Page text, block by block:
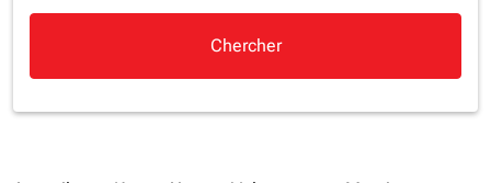
Chercher